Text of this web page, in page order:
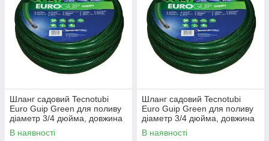
Шланг садовий Tecnotubi
Euro Guip Green для поливу
діаметр 3/4 дюйма, довжина
20 м (EGG 3/4 20)
В наявності
Шланг садовий Tecnotubi
Euro Guip Green для поливу
діаметр 3/4 дюйма, довжина
30 м (EGG 3/4 30)
В наявності